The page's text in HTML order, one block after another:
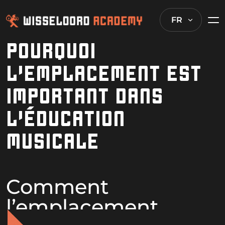
FR
POURQUOI
L’EMPLACEMENT EST
IMPORTANT DANS
L’ÉDUCATION
MUSICALE
Comment
l’emplacement